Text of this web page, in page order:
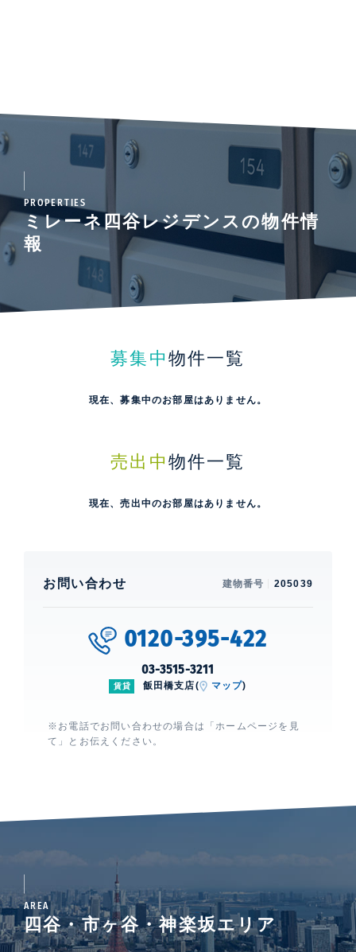
PROPERTIES
ミレーネ四谷レジデンスの物件情
報
募集中 物件一覧
現在、募集中のお部屋はありません。
売出中 物件一覧
現在、売出中のお部屋はありません。
お問い合わせ 建物番号 205039
0120-395-422
03-3515-3211
賃貸 飯田橋支店( マップ)
※お電話でお問い合わせの場合は「ホームページを見
て」とお伝えください。
AREA
四谷・市ヶ谷・神楽坂エリア